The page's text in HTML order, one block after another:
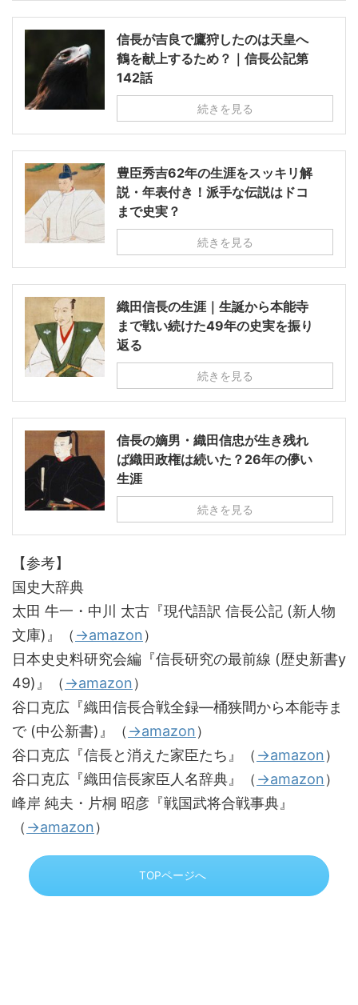
信長が吉良で鷹狩したのは天皇へ
鶴を献上するため？｜信長公記第
142話
続きを見る
豊臣秀吉62年の生涯をスッキリ解
説・年表付き！派手な伝説はドコ
まで史実？
続きを見る
織田信長の生涯｜生誕から本能寺
まで戦い続けた49年の史実を振り
返る
続きを見る
信長の嫡男・織田信忠が生き残れ
ば織田政権は続いた？26年の儚い
生涯
続きを見る
【参考】
国史大辞典
太田 牛一・中川 太古『現代語訳 信長公記 (新人物
文庫)』（ →amazon）
日本史史料研究会編『信長研究の最前線 (歴史新書y
49)』（ →amazon）
谷口克広『織田信長合戦全録―桶狭間から本能寺ま
で (中公新書)』（ →amazon）
谷口克広『信長と消えた家臣たち』（ →amazon）
谷口克広『織田信長家臣人名辞典』（ →amazon）
峰岸 純夫・片桐 昭彦『戦国武将合戦事典』
（ →amazon）
TOPページへ